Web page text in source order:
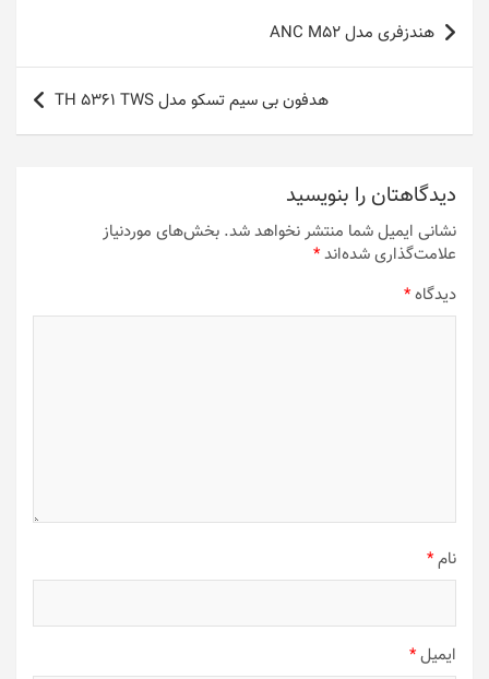
راهبری
نوشته
هندزفری مدل ANC M52
هدفون بی سیم تسکو مدل TH 5361 TWS
دیدگاهتان را بنویسید
نشانی ایمیل شما منتشر نخواهد شد. بخش‌های موردنیاز
علامت‌گذاری شده‌اند*
دیدگاه*
نام*
ایمیل*